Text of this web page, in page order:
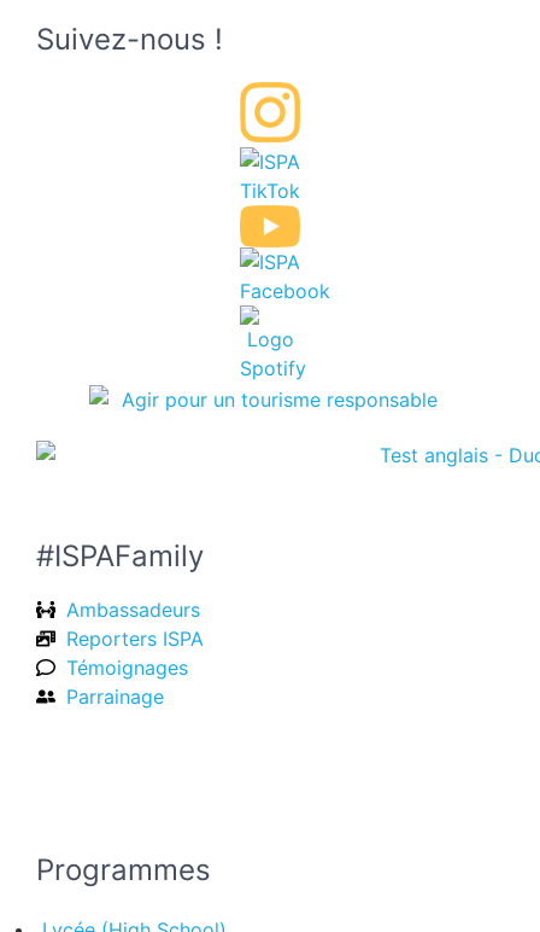
Suivez-nous !
#ISPAFamily
Ambassadeurs
Reporters ISPA
Témoignages
Parrainage
Programmes